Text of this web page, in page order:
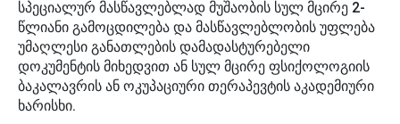
სპეციალურ მასწავლებლად მუშაობის სულ მცირე 2-
წლიანი გამოცდილება და მასწავლებლობის უფლება
უმაღლესი განათლების დამადასტურებელი
დოკუმენტის მიხედვით ან სულ მცირე ფსიქოლოგიის
ბაკალავრის ან ოკუპაციური თერაპევტის აკადემიური
ხარისხი.